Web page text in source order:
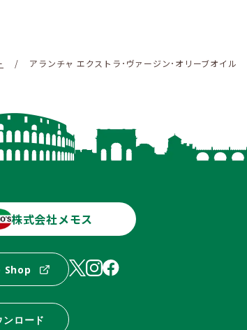
/ アランチャ エクストラ･ヴァージン･オリーブオイル
株式会社メモス
Shop
ロード